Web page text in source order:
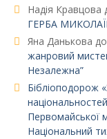
Надія Кравцова
ГЕРБА
Яна Данькова до
жанровий
Незалежна”
Бібліоподорож
Первомайської
Національний